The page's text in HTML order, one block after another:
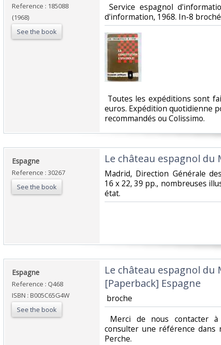
Reference : 185088
(1968)
See the book
Service espagnol
d'information, 1968. In-8
Toutes les expéditions sont
euros. Expédition quotidienne
recommandés ou Colissimo. ‎
‎Espagne‎
Reference : 30267
See the book
‎Le château espagnol du
‎Madrid, Direction Générale
16 x 22, 39 pp., nombreuses
état.‎
‎Espagne ‎
Reference : Q468
ISBN : B005C65G4W
See the book
‎Le château espagnol du
[Paperback] Espagne‎
‎ broche ‎
Merci de nous contacter
consulter une référence dans
Perche.‎